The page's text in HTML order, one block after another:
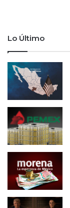
Lo Último